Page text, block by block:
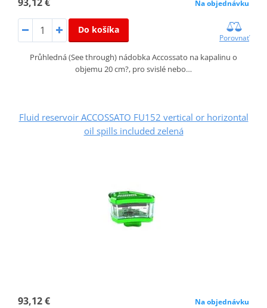
Na objednávku
Do košíka
Porovnať
Průhledná (See through) nádobka Accossato na kapalinu o
objemu 20 cm?, pro svislé nebo…
Fluid reservoir ACCOSSATO FU152 vertical or horizontal
oil spills included zelená
93,12 € Na objednávku